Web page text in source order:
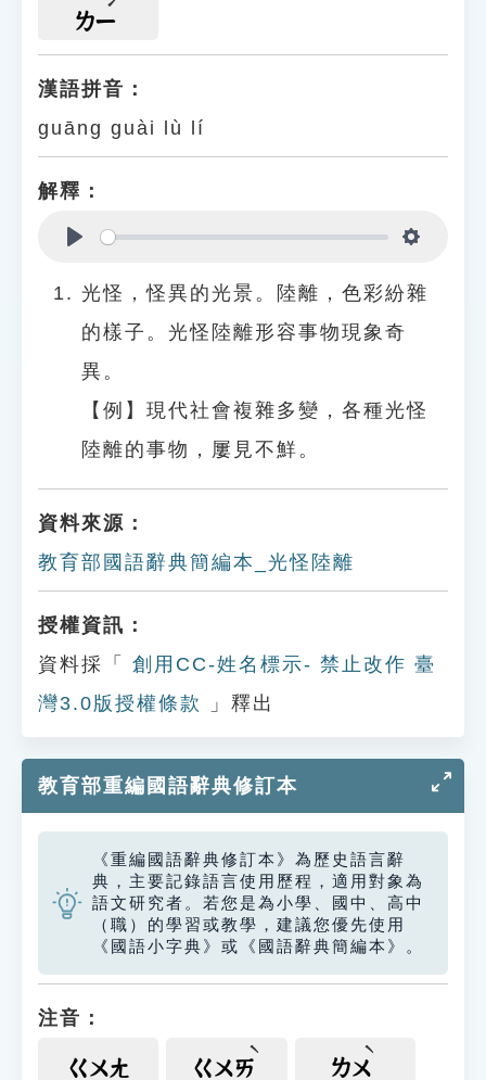
教學應用
貓頭鷹博士
ㄌㄧ
漢語拼音：
guāng guài lù lí
解釋：
光怪，怪異的光景。陸離，色彩紛雜
的樣子。光怪陸離形容事物現象奇
異。
【例】現代社會複雜多變，各種光怪
陸離的事物，屢見不鮮。
資料來源：
教育部國語辭典簡編本_光怪陸離
授權資訊：
資料採「
創用CC-姓名標示- 禁止改作 臺
灣3.0版授權條款
」釋出
教育部重編國語辭典修訂本
《重編國語辭典修訂本》為歷史語言辭
典，主要記錄語言使用歷程，適用對象為
語文研究者。若您是為小學、國中、高中
（職）的學習或教學，建議您優先使用
《國語小字典》或《國語辭典簡編本》。
注音：
ㄍㄨㄤ ㄍㄨㄞ ㄌㄨ